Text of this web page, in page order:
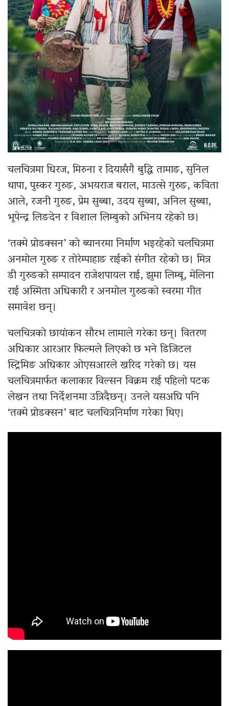
चलचित्रमा धिरज, मिरुना र दियासँगै बुद्धि तामाङ, सुनिल
थापा, पुस्कर गुरुङ, अभयराज बराल, माउत्से गुरुङ, कविता
आले, रजनी गुरुङ, प्रेम सुब्बा, उदय सुब्बा, अनिल सुब्बा,
भूपेन्द्र लिङदेन र विशाल लिम्बुको अभिनय रहेको छ।
‘तक्मे प्रोडक्सन’ को ब्यानरमा निर्माण भइरहेको चलचित्रमा
अनमोल गुरुङ र तोरेम्पाहाङ राईको संगीत रहेको छ। मित्र
डी गुरुङको सम्पादन राजेशपायल राई, झुमा लिम्बू, मेलिना
राई अस्मिता अधिकारी र अनमोल गुरुङको स्वरमा गीत
समावेश छन्।
चलचित्रको छायांकन सौरभ लामाले गरेका छन्। वितरण
अधिकार आरआर फिल्मले लिएको छ भने डिजिटल
स्ट्रिमिङ अधिकार ओएसआरले खरिद गरेको छ। यस
चलचित्रमार्फत कलाकार विल्सन विक्रम राई पहिलो पटक
लेखन तथा निर्देशनमा उत्रिदैछन्। उनले यसअघि पनि
‘तक्मे प्रोडक्सन’ बाट चलचित्रनिर्माण गरेका थिए।